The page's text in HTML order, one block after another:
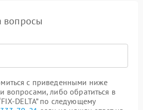
вопросы
с приведенными ниже
вопросами, либо обратиться в
DELTA” по следующему